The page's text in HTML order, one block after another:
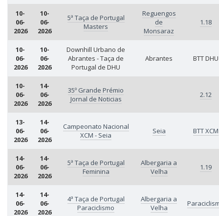
10-
06-
2026
10-
06-
2026
5ª Taça de Portugal
Masters
Reguengos
de
Monsaraz
1.18
10-
06-
2026
10-
06-
2026
Downhill Urbano de
Abrantes - Taça de
Portugal de DHU
Abrantes BTT DHU
10-
06-
2026
14-
06-
2026
35º Grande Prémio
Jornal de Noticias
2.12
13-
06-
2026
14-
06-
2026
Campeonato Nacional
XCM - Seia
Seia BTT XCM
14-
06-
2026
14-
06-
2026
5ª Taça de Portugal
Feminina
Albergaria a
Velha
1.19
14-
06-
2026
14-
06-
2026
4ª Taça de Portugal
Paraciclismo
Albergaria a
Velha